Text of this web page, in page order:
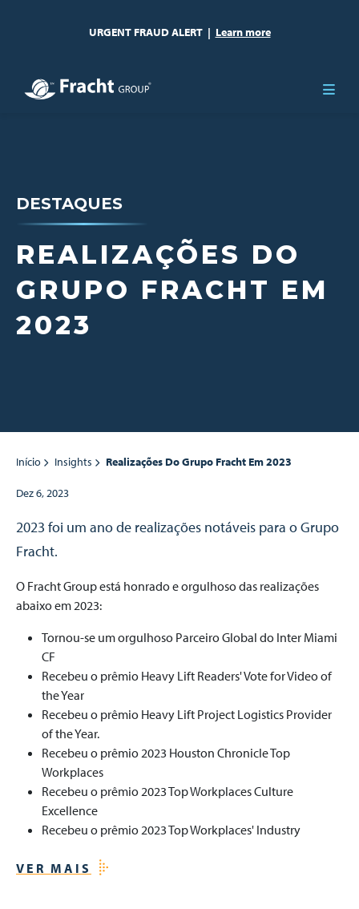
URGENT FRAUD ALERT | Learn more
DESTAQUES
REALIZAÇÕES DO
GRUPO FRACHT EM
2023
Início Insights Realizações Do Grupo Fracht Em 2023
Dez 6, 2023
2023 foi um ano de realizações notáveis para o Grupo
Fracht.
O Fracht Group está honrado e orgulhoso das realizações
abaixo em 2023:
Tornou-se um orgulhoso Parceiro Global do Inter Miami
CF
Recebeu o prêmio Heavy Lift Readers' Vote for Video of
the Year
Recebeu o prêmio Heavy Lift Project Logistics Provider
of the Year.
Recebeu o prêmio 2023 Houston Chronicle Top
Workplaces
Recebeu o prêmio 2023 Top Workplaces Culture
Excellence
Recebeu o prêmio 2023 Top Workplaces' Industry
VER MAIS